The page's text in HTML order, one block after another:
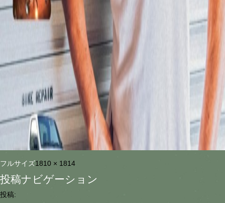
フルサイズ1810 × 1814
投稿ナビゲーション
投稿: